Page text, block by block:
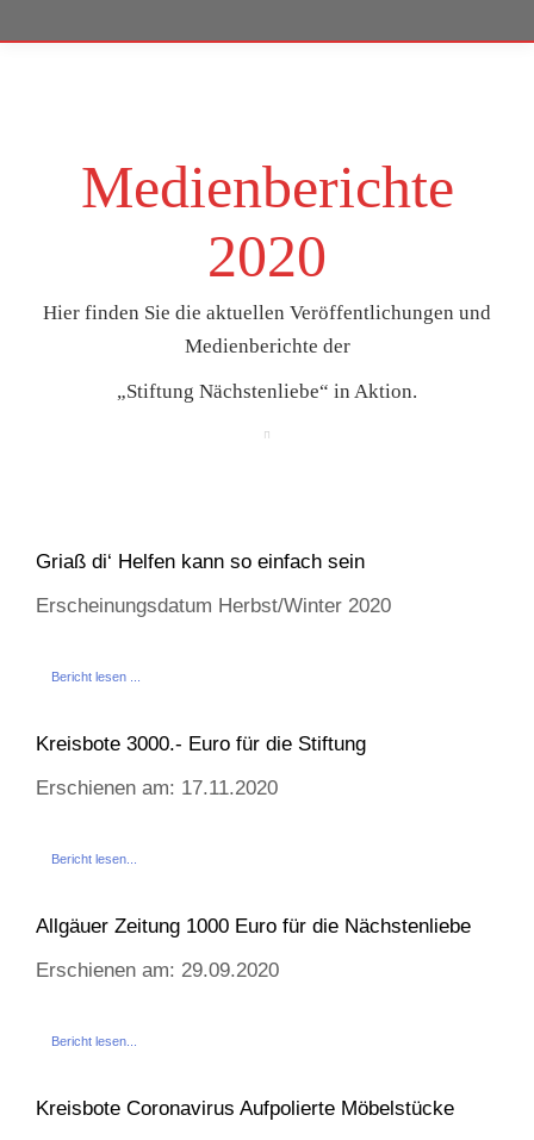
Medienberichte
2020
Hier finden Sie die aktuellen Veröffentlichungen und
Medienberichte der
„Stiftung Nächstenliebe“ in Aktion.
Griaß di‘ Helfen kann so einfach sein
Erscheinungsdatum Herbst/Winter 2020
Bericht lesen ...
Kreisbote 3000.- Euro für die Stiftung
Erschienen am: 17.11.2020
Bericht lesen...
Allgäuer Zeitung 1000 Euro für die Nächstenliebe
Erschienen am: 29.09.2020
Bericht lesen...
Kreisbote Coronavirus Aufpolierte Möbelstücke